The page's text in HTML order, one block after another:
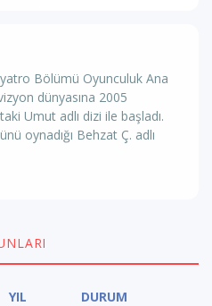
Bölümü Oyunculuk Ana
dünyasına 2005
Umut adlı dizi ile başladı.
oynadığı Behzat Ç. adlı
YIL DURUM